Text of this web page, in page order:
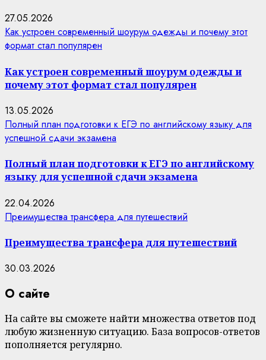
27.05.2026
Как устроен современный шоурум одежды и почему этот
формат стал популярен
Как устроен современный шоурум одежды и
почему этот формат стал популярен
13.05.2026
Полный план подготовки к ЕГЭ по английскому языку для
успешной сдачи экзамена
Полный план подготовки к ЕГЭ по английскому
языку для успешной сдачи экзамена
22.04.2026
Преимущества трансфера для путешествий
Преимущества трансфера для путешествий
30.03.2026
О сайте
На сайте вы сможете найти множества ответов под
любую жизненную ситуацию. База вопросов-ответов
пополняется регулярно.